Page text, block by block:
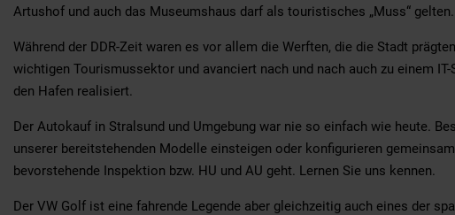
Artushof und auch das Museumshaus darf als touristisches „Muss“ gelten.
Während der DDR-Zeit waren es vor allem die Werften, die die Stadt
wichtigen Tourismussektor und avanciert nach und nach auch zu einem
den Hafen realisiert.
Der Autokauf in Stralsund und Umgebung war nie so einfach wie heute.
unserer bereitstehenden Modelle einsteigen oder konfigurieren
bevorstehende Inspektion bzw. HU und AU geht. Lernen Sie uns kennen.
Der VW Golf ist eine fahrende Legende aber gleichzeitig auch eines der